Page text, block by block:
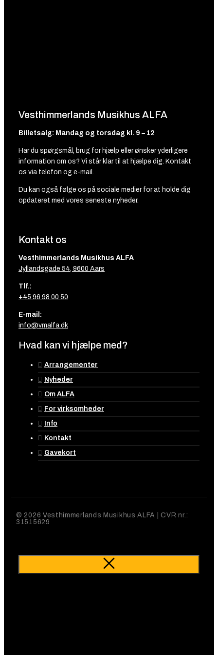
Vesthimmerlands Musikhus ALFA
Billetsalg: Mandag og torsdag kl. 9 – 12
Har du spørgsmål, brug for hjælp eller ønsker yderligere
information om os? Vi står klar til at hjælpe dig. Kontakt
os via telefon og e-mail.
Du kan også følge os på sociale medier for at holde dig
opdateret med vores seneste nyheder.
Kontakt os
Vesthimmerlands Musikhus ALFA
Jyllandsgade 54, 9600 Aars
Tlf.:
+45 96 98 00 50
E-mail:
info@vmalfa.dk
Hvad kan vi hjælpe med?
Arrangementer
Nyheder
Om ALFA
For virksomheder
Info
Kontakt
Gavekort
© 2026 Vesthimmerlands Musikhus ALFA | CVR nr.:
31515629